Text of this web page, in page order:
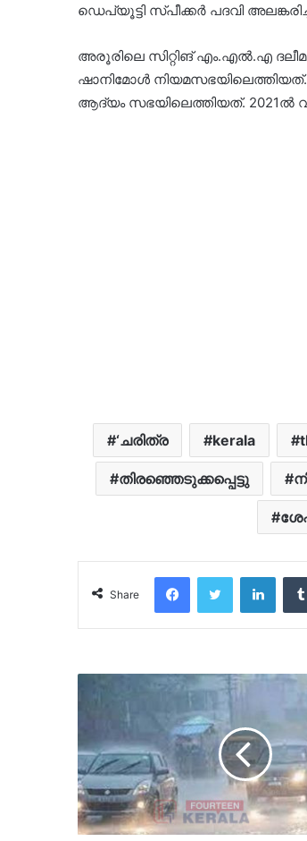
ഡെപ്യൂട്ടി സ്പീക്കർ പദവി
അരൂരിലെ സിറ്റിങ് എം.എൽ.എ
ഷാനിമോൾ
ആദ്യം സഭയിലെത്തിയത്. 2021ൽ
‘ചരിത്ര kerala
തിരഞ്ഞെടുക്കപ്പെട്ടു
Share
FacebookTwitter